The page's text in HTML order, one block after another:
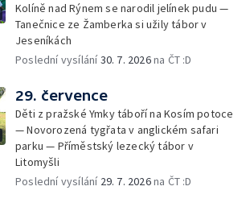
Kolíně nad Rýnem se narodil jelínek pudu —
Tanečnice ze Žamberka si užily tábor v
Jeseníkách
Poslední vysílání30. 7. 2026na ČT :D
29. července
Děti z pražské Ymky táboří na Kosím potoce
— Novorozená tygřata v anglickém safari
parku — Příměstský lezecký tábor v
Litomyšli
Poslední vysílání 29. 7. 2026na ČT :D